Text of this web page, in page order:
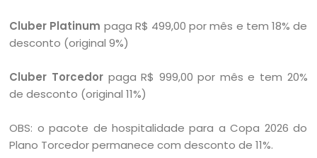
Cluber Platinum paga R$ 499,00 por mês e tem 18% de
desconto (original 9%)
Cluber Torcedor paga R$ 999,00 por mês e tem 20%
de desconto (original 11%)
OBS: o pacote de hospitalidade para a Copa 2026 do
Plano Torcedor permanece com desconto de 11%.